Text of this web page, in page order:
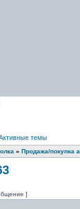
темы
» Продажа/покупка
]